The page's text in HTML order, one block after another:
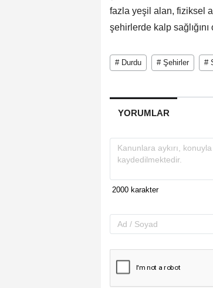
fazla yeşil alan, fiziksel
şehirlerde kalp
# Durdu # Şehirler #
YORUMLAR